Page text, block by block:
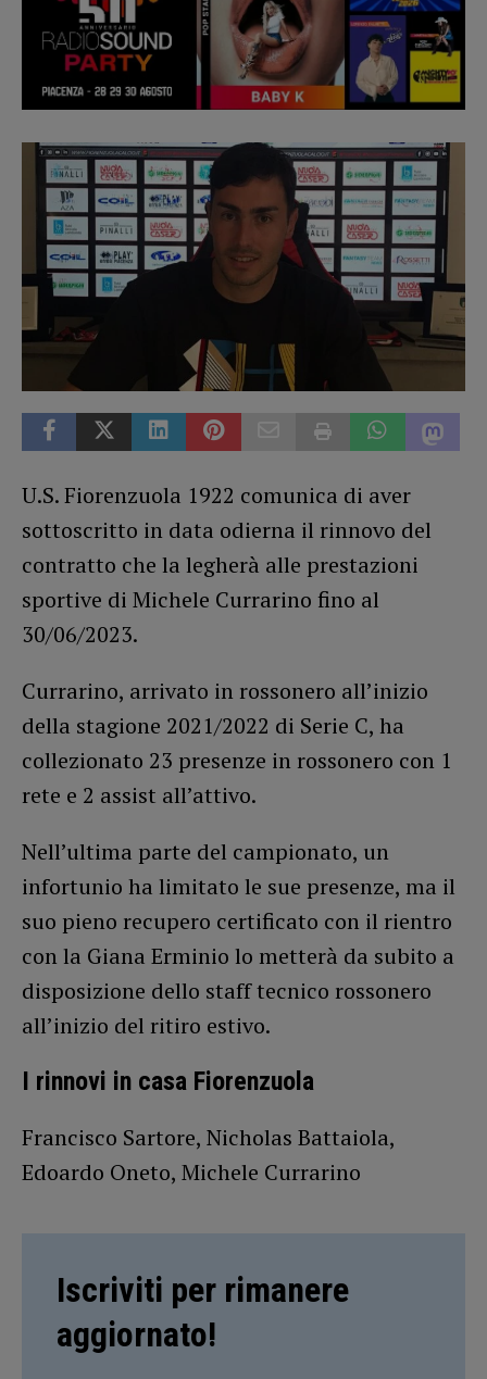
U.S. Fiorenzuola 1922 comunica di aver
sottoscritto in data odierna il rinnovo del
contratto che la legherà alle prestazioni
sportive di Michele Currarino fino al
30/06/2023.
Currarino, arrivato in rossonero all’inizio
della stagione 2021/2022 di Serie C, ha
collezionato 23 presenze in rossonero con 1
rete e 2 assist all’attivo.
Nell’ultima parte del campionato, un
infortunio ha limitato le sue presenze, ma il
suo pieno recupero certificato con il rientro
con la Giana Erminio lo metterà da subito a
disposizione dello staff tecnico rossonero
all’inizio del ritiro estivo.
I rinnovi in casa Fiorenzuola
Francisco Sartore, Nicholas Battaiola,
Edoardo Oneto, Michele Currarino
Iscriviti per rimanere
aggiornato!